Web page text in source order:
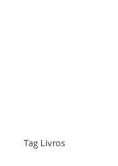
Tag Livros